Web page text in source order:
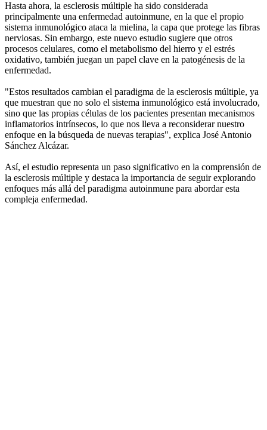
Hasta ahora, la esclerosis múltiple ha sido considerada
principalmente una enfermedad autoinmune, en la que el propio
sistema inmunológico ataca la mielina, la capa que protege las fibras
nerviosas. Sin embargo, este nuevo estudio sugiere que otros
procesos celulares, como el metabolismo del hierro y el estrés
oxidativo, también juegan un papel clave en la patogénesis de la
enfermedad.
"Estos resultados cambian el paradigma de la esclerosis múltiple, ya
que muestran que no solo el sistema inmunológico está involucrado,
sino que las propias células de los pacientes presentan mecanismos
inflamatorios intrínsecos, lo que nos lleva a reconsiderar nuestro
enfoque en la búsqueda de nuevas terapias", explica José Antonio
Sánchez Alcázar.
Así, el estudio representa un paso significativo en la comprensión de
la esclerosis múltiple y destaca la importancia de seguir explorando
enfoques más allá del paradigma autoinmune para abordar esta
compleja enfermedad.